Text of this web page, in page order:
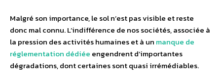
Malgré son importance, le sol n’est pas visible et reste
donc mal connu. L’indifférence de nos sociétés, associée à
la pression des activités humaines et à un manque de
réglementation dédiée engendrent d’importantes
dégradations, dont certaines sont quasi irrémédiables.